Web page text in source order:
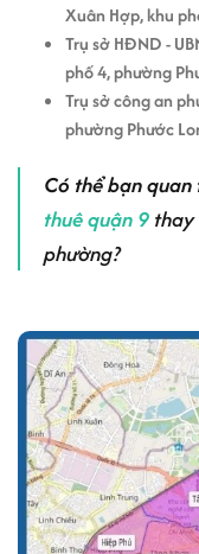
Xuân Hợp, khu
Trụ sở HĐND -
phố 4, phường
Trụ sở công an
phường Phước
Có thể bạn quan
thuê quận 9 thay
phường?